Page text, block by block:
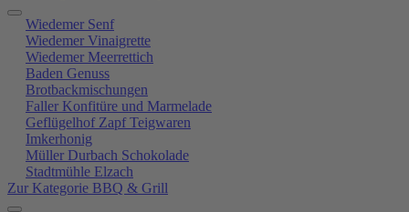
Wiedemer Senf
Wiedemer Vinaigrette
Wiedemer Meerrettich
Baden Genuss
Brotbackmischungen
Faller Konfitüre und Marmelade
Geflügelhof Zapf Teigwaren
Imkerhonig
Müller Durbach Schokolade
Stadtmühle Elzach
Zur Kategorie BBQ & Grill